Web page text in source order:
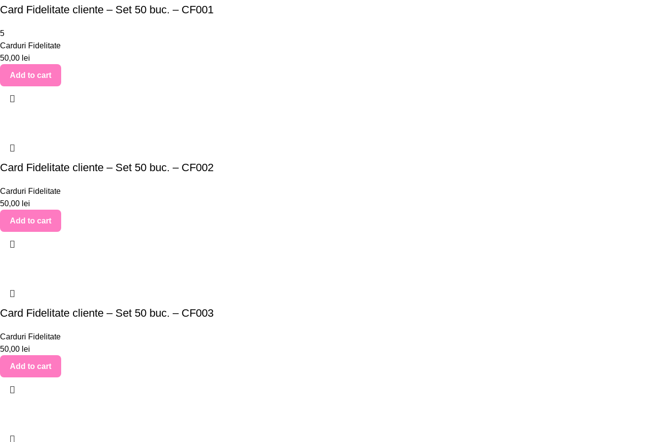
Card Fidelitate cliente – Set 50 buc. – CF001
5
Carduri Fidelitate
50,00 lei
Add to cart
Card Fidelitate cliente – Set 50 buc. – CF002
Carduri Fidelitate
50,00 lei
Add to cart
Card Fidelitate cliente – Set 50 buc. – CF003
Carduri Fidelitate
50,00 lei
Add to cart